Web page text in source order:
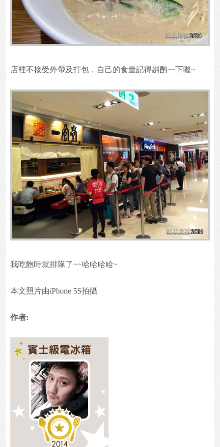
店裡不接受外帶及打包，自己的食量記得斟酌一下喔~
我吃飽時就排隊了~~哈哈哈哈~
本文照片由iPhone 5S拍攝
作者: